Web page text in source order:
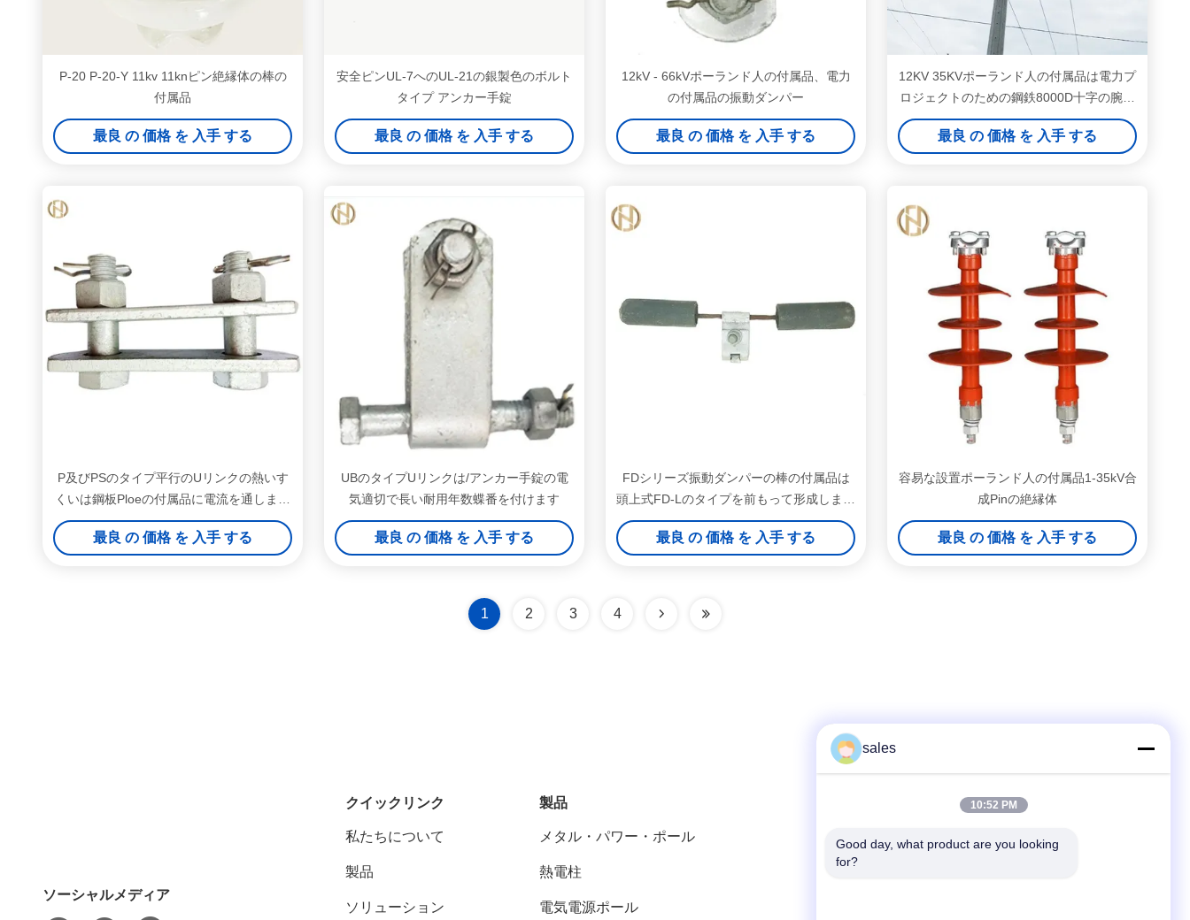
P-20 P-20-Y 11kv 11knピン絶縁体の棒の
付属品
最良 の 価格 を 入手 する
安全ピンUL-7へのUL-21の銀製色のボルト
タイプ アンカー手錠
最良 の 価格 を 入手 する
12kV - 66kVポーランド人の付属品、電力
の付属品の振動ダンパー
最良 の 価格 を 入手 する
12KV 35KVポーランド人の付属品は電力プ
ロジェクトのための鋼鉄8000D十字の腕に
電流を通しました
最良 の 価格 を 入手 する
P及びPSのタイプ平行のUリンクの熱いす
くいは鋼板Ploeの付属品に電流を通しまし
た
最良 の 価格 を 入手 する
UBのタイプUリンクは/アンカー手錠の電
気適切で長い耐用年数蝶番を付けます
最良 の 価格 を 入手 する
FDシリーズ振動ダンパーの棒の付属品は
頭上式FD-Lのタイプを前もって形成しまし
た
最良 の 価格 を 入手 する
容易な設置ポーランド人の付属品1-35kV合
成Pinの絶縁体
最良 の 価格 を 入手 する
1 2 3 4
ソーシャルメディア
クイックリンク
私たちについて
製品
ソリューション
製品
メタル・パワー・ポール
熱電柱
電気電源ポール
テレ
sales
10:52 PM
Good day, what product are you looking
for?